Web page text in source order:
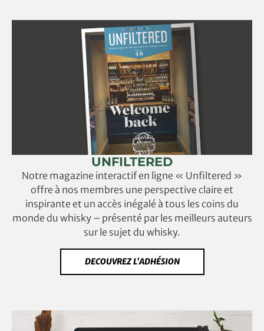
UNFILTERED
Notre magazine interactif en ligne « Unfiltered »
offre à nos membres une perspective claire et
inspirante et un accès inégalé à tous les coins du
monde du whisky – présenté par les meilleurs auteurs
sur le sujet du whisky.
DECOUVREZ L'ADHÉSION